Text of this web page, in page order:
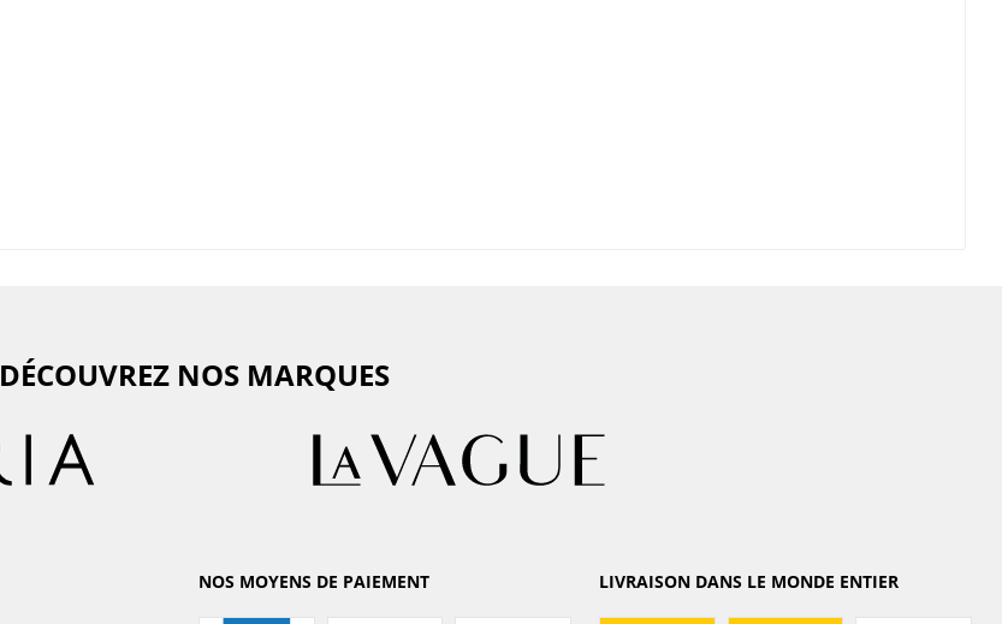
DÉCOUVREZ NOS MARQUES
NOS MOYENS DE PAIEMENT LIVRAISON DANS LE MONDE ENTIER